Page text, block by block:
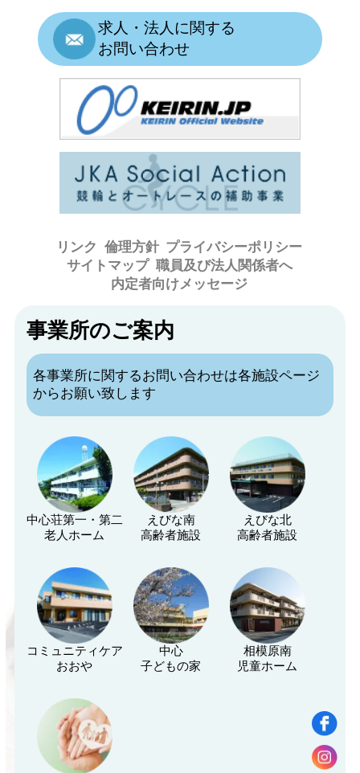
求人・法人に関する
お問い合わせ
リンク 倫理方針 プライバシーポリシー
サイトマップ 職員及び法人関係者へ
内定者向けメッセージ
事業所のご案内
各事業所に関するお問い合わせは各施設ページ
からお願い致します
中心荘第一・第二
老人ホーム
えびな南
高齢者施設
えびな北
高齢者施設
コミュニティケア
おおや
中心
子どもの家
相模原南
児童ホーム